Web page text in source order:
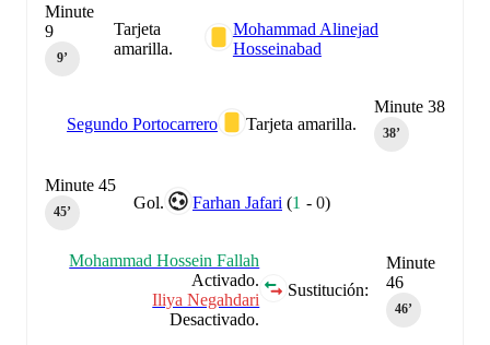
Tarjeta
amarilla.
Mohammad Alinejad
Hosseinabad
Minute
9
9‎’‎
Minute 38
38‎’‎
Tarjeta amarilla.
Segundo Portocarrero
Gol. Farhan Jafari (1 -0)
Minute 45
45‎’‎
Minute
46
46‎’‎
Sustitución:
Mohammad Hossein Fallah
Activado.
Iliya Negahdari
Desactivado.